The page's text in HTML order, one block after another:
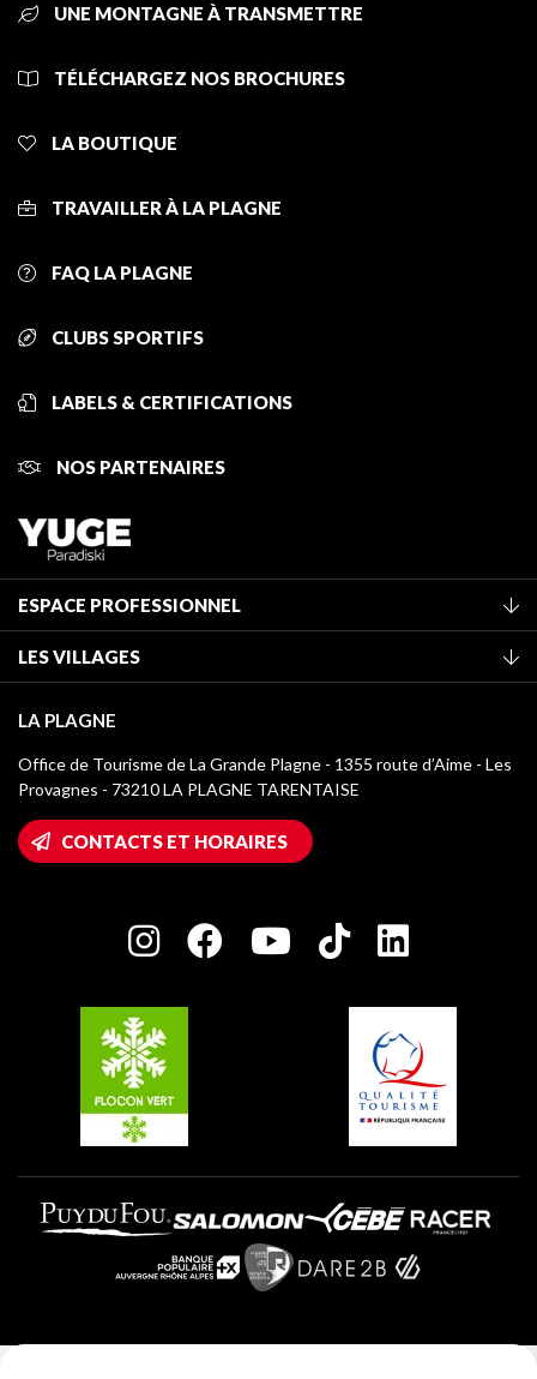
UNE MONTAGNE À TRANSMETTRE
TÉLÉCHARGEZ NOS BROCHURES
LA BOUTIQUE
TRAVAILLER À LA PLAGNE
FAQ LA PLAGNE
CLUBS SPORTIFS
LABELS & CERTIFICATIONS
NOS PARTENAIRES
ESPACE PROFESSIONNEL
Classement des meublés
Taxe de séjour
Médiathèque
Logos La Plagne
Accès Wifi
Maison des Propriétaires
Charte des Acteurs Engagés
LES VILLAGES
Montchavin - Les Coches
Champagny-en-Vanoise
Plagne 1800
Plagne Villages
Plagne Aime 2000
LA PLAGNE
Office de Tourisme de La Grande Plagne - 1355 route d’Aime - Les
Provagnes - 73210 LA PLAGNE TARENTAISE
CONTACTS ET HORAIRES